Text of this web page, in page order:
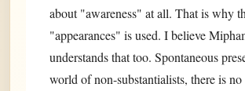
about "awareness" at all. That is why
"appearances" is used. I believe
understands that too. Spontaneous
world of non-substantialists, there is no